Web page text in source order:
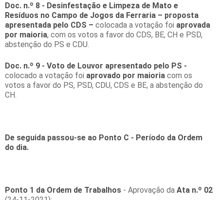
Doc. n.º 8 - Desinfestação e Limpeza de Mato e
Resíduos no Campo de Jogos da Ferraria – proposta
apresentada pelo CDS – colocada a votação foi aprovada
por maioria, com os votos a favor do CDS, BE, CH e PSD,
abstenção do PS e CDU.
Doc. n.º 9 - Voto de Louvor apresentado pelo PS -
colocado a votação foi aprovado por maioria com os
votos a favor do PS, PSD, CDU, CDS e BE, a abstenção do
CH.
De seguida passou-se ao Ponto C - Período da Ordem
do dia.
Ponto 1 da Ordem de Trabalhos - Aprovação da Ata n.º 02